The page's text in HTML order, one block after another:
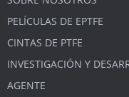
PELÍCULAS DE EPTFE
CINTAS DE PTFE
INVESTIGACIÓN Y
AGENTE